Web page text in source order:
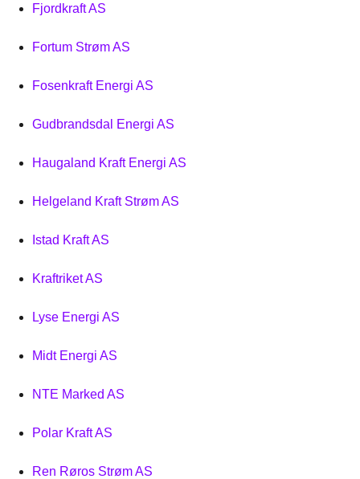
Fjordkraft AS
Fortum Strøm AS
Fosenkraft Energi AS
Gudbrandsdal Energi AS
Haugaland Kraft Energi AS
Helgeland Kraft Strøm AS
Istad Kraft AS
Kraftriket AS
Lyse Energi AS
Midt Energi AS
NTE Marked AS
Polar Kraft AS
Ren Røros Strøm AS